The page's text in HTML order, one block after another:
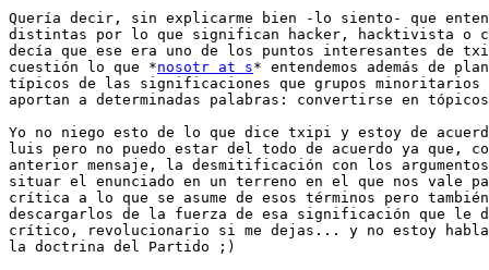
Quería decir, sin explicarme bien -lo siento- que
distintas por lo que significan hacker, hacktivista o
decía que ese era uno de los puntos interesantes de
cuestión lo que *nosotr at s* entendemos además de
típicos de las significaciones que grupos minoritarios
aportan a determinadas palabras: convertirse en
Yo no niego esto de lo que dice txipi y estoy de
luis pero no puedo estar del todo de acuerdo ya que,
anterior mensaje, la desmitificación con los
situar el enunciado en un terreno en el que nos vale
crítica a lo que se asume de esos términos pero
descargarlos de la fuerza de esa significación que le
crítico, revolucionario si me dejas... y no estoy
la doctrina del Partido ;)